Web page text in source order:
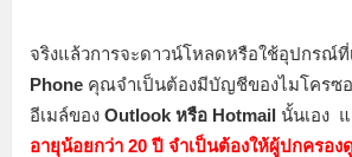
จริงแล้วการจะดาวน์โหลดหรือใช้อุปกรณ์ที่
Phone คุณจำเป็นต้องมีบัญชีของไมโครซ
อีเมล์ของ Outlook หรือ Hotmail นั้นเอง
อายุน้อยกว่า 20 ปี จำเป็นต้องให้ผู้ปกครอง